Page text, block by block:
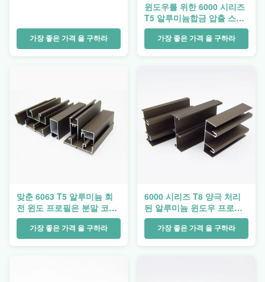
가장 좋은 가격 을 구하라
윈도우를 위한 6000 시리즈
T5 알루미늄합금 압출 스퀘
어 형상
가장 좋은 가격 을 구하라
맞춘 6063 T5 알루미늄 회
전 윈도 프로필은 분말 코팅
을 맞춥니다
가장 좋은 가격 을 구하라
6000 시리즈 T8 양극 처리
된 알루미늄 윈도우 프로파
일은 코팅되어서 가루가 됩
니다가장 좋은 가격 을 구하라